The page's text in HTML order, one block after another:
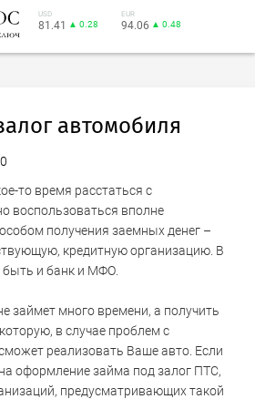
USD
81.41 ▲ 0.28
EUR
94.06 ▲ 0.48
автомобиля
то время расстаться с
воспользоваться вполне
получения заемных денег –
кредитную организацию. В
быть и банк и МФО.
займет много времени, а получить
в случае проблем с
реализовать Ваше авто. Если
оформление займа под залог ПТС,
предусматривающих такой